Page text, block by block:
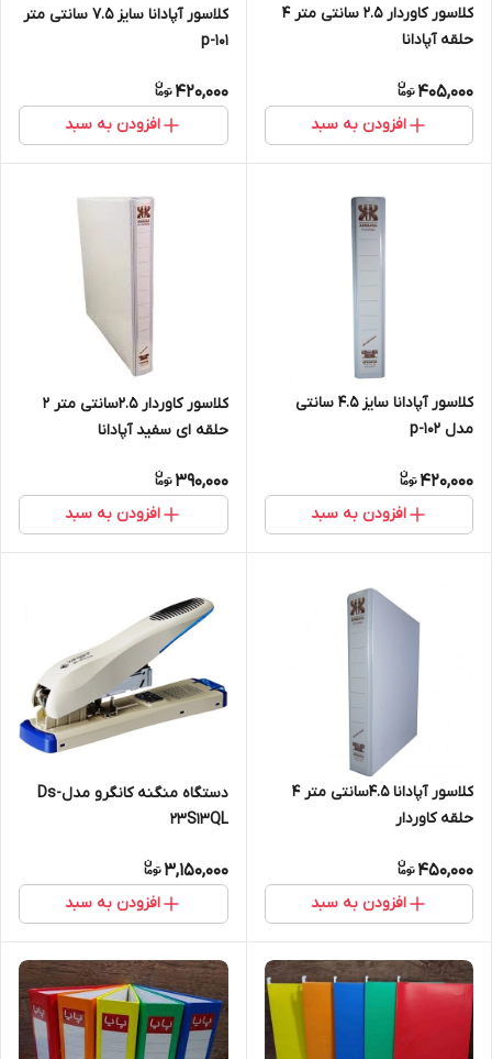
کلاسور کاوردار ۲.۵ سانتی متر ۴
حلقه آپادانا
405,000
افزودن به سبد
کلاسور آپادانا سایز ۷.۵ سانتی متر
p-101
420,000
افزودن به سبد
کلاسور آپادانا سایز ۴.۵ سانتی
مدل p-102
420,000
افزودن به سبد
کلاسور کاوردار ۲.۵سانتی متر ۲
حلقه ای سفید آپادانا
390,000
افزودن به سبد
کلاسور آپادانا ۴.۵سانتی متر ۴
حلقه کاوردار
450,000
افزودن به سبد
دستگاه منگنه کانگرو مدلDs-
23S13QL
3,150,000
افزودن به سبد